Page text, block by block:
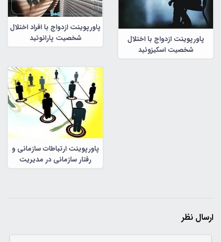
پاورپوینت ازدواج با اختلال
شخصیت اسکیزوئید
پاورپوینت ازدواج با افراد اختلال
شخصیت پارانوئید
پاورپوینت ارتباطات سازمانی و
رفتار سازمانی در مدیریت
سازمانی
ارسال نظر